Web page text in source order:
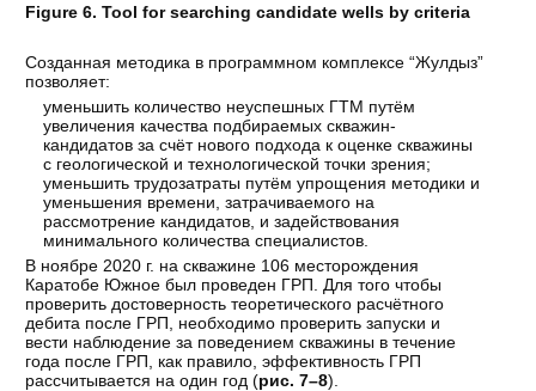
Figure 6. Tool for searching candidate wells by criteria
Созданная методика в программном комплексе “Жулдыз”
позволяет:
уменьшить количество неуспешных ГТМ путём
увеличения качества подбираемых скважин-
кандидатов за счёт нового подхода к оценке скважины
с геологической и технологической точки зрения;
уменьшить трудозатраты путём упрощения методики и
уменьшения времени, затрачиваемого на
рассмотрение кандидатов, и задействования
минимального количества специалистов.
В ноябре 2020 г. на скважине 106 месторождения
Каратобе Южное был проведен ГРП. Для того чтобы
проверить достоверность теоретического расчётного
дебита после ГРП, необходимо проверить запуски и
вести наблюдение за поведением скважины в течение
года после ГРП, как правило, эффективность ГРП
рассчитывается на один год (рис. 7–8).